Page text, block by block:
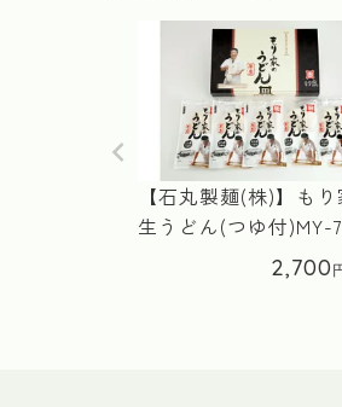
【石丸製麺(株)】も
生うどん(つゆ付)MY-7
2,700